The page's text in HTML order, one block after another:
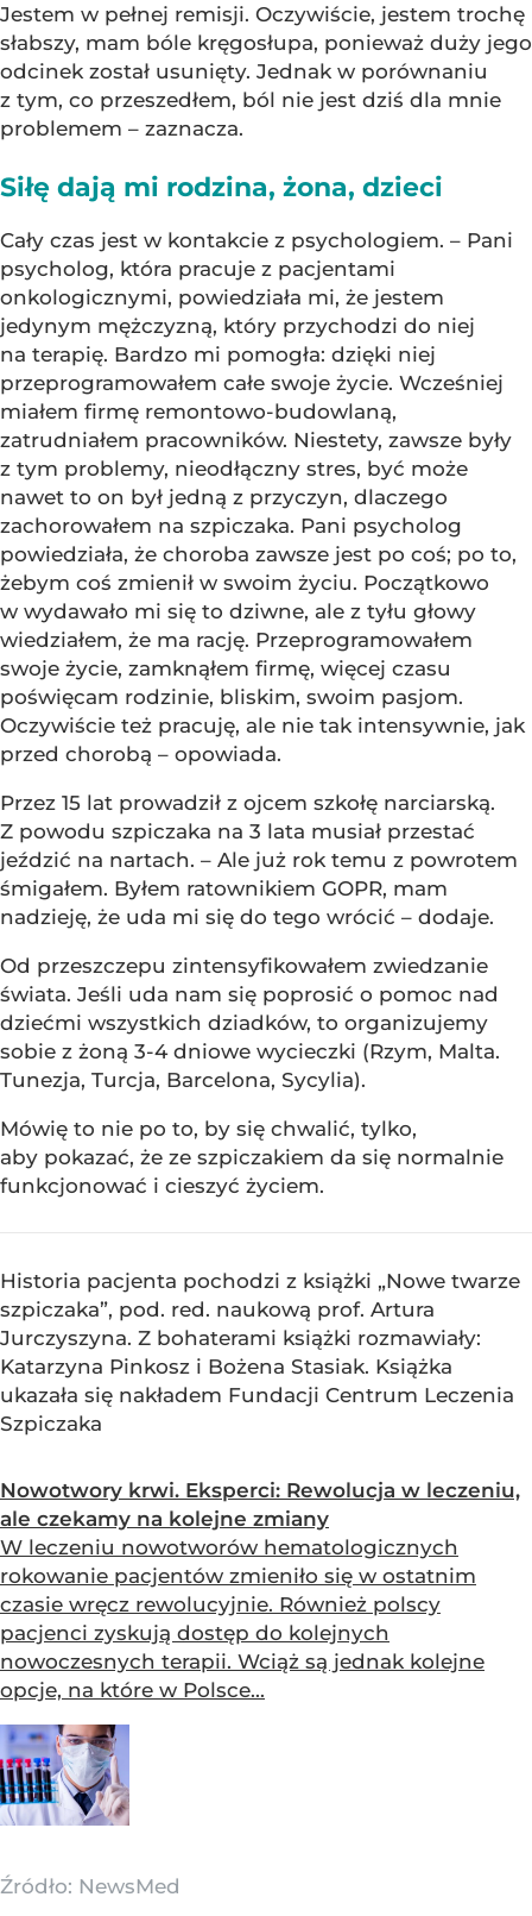
Jestem w pełnej remisji. Oczywiście, jestem trochę
słabszy, mam bóle kręgosłupa, ponieważ duży jego
odcinek został usunięty. Jednak w porównaniu
z tym, co przeszedłem, ból nie jest dziś dla mnie
problemem – zaznacza.
Siłę dają mi rodzina, żona, dzieci
Cały czas jest w kontakcie z psychologiem. – Pani
psycholog, która pracuje z pacjentami
onkologicznymi, powiedziała mi, że jestem
jedynym mężczyzną, który przychodzi do niej
na terapię. Bardzo mi pomogła: dzięki niej
przeprogramowałem całe swoje życie. Wcześniej
miałem firmę remontowo-budowlaną,
zatrudniałem pracowników. Niestety, zawsze były
z tym problemy, nieodłączny stres, być może
nawet to on był jedną z przyczyn, dlaczego
zachorowałem na szpiczaka. Pani psycholog
powiedziała, że choroba zawsze jest po coś; po to,
żebym coś zmienił w swoim życiu. Początkowo
w wydawało mi się to dziwne, ale z tyłu głowy
wiedziałem, że ma rację. Przeprogramowałem
swoje życie, zamknąłem firmę, więcej czasu
poświęcam rodzinie, bliskim, swoim pasjom.
Oczywiście też pracuję, ale nie tak intensywnie, jak
przed chorobą – opowiada.
Przez 15 lat prowadził z ojcem szkołę narciarską.
Z powodu szpiczaka na 3 lata musiał przestać
jeździć na nartach. – Ale już rok temu z powrotem
śmigałem. Byłem ratownikiem GOPR, mam
nadzieję, że uda mi się do tego wrócić – dodaje.
Od przeszczepu zintensyfikowałem zwiedzanie
świata. Jeśli uda nam się poprosić o pomoc nad
dziećmi wszystkich dziadków, to organizujemy
sobie z żoną 3-4 dniowe wycieczki (Rzym, Malta.
Tunezja, Turcja, Barcelona, Sycylia).
Mówię to nie po to, by się chwalić, tylko,
aby pokazać, że ze szpiczakiem da się normalnie
funkcjonować i cieszyć życiem.
Historia pacjenta pochodzi z książki „Nowe twarze
szpiczaka”, pod. red. naukową prof. Artura
Jurczyszyna. Z bohaterami książki rozmawiały:
Katarzyna Pinkosz i Bożena Stasiak. Książka
ukazała się nakładem Fundacji Centrum Leczenia
Szpiczaka
Nowotwory krwi. Eksperci: Rewolucja w leczeniu,
ale czekamy na kolejne zmiany
W leczeniu nowotworów hematologicznych
rokowanie pacjentów zmieniło się w ostatnim
czasie wręcz rewolucyjnie. Również polscy
pacjenci zyskują dostęp do kolejnych
nowoczesnych terapii. Wciąż są jednak kolejne
opcje, na które w Polsce...
Źródło: NewsMed